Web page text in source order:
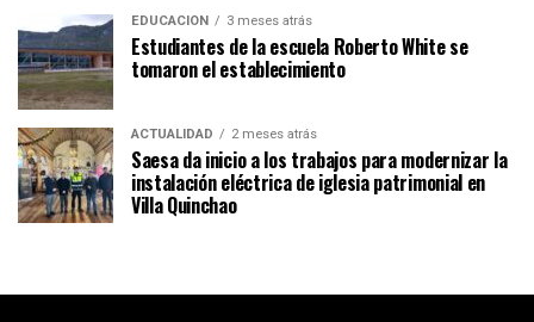
EDUCACIÓN 3 meses atrás
Estudiantes de la escuela Roberto White se
tomaron el establecimiento
ACTUALIDAD 2 meses atrás
Saesa da inicio a los trabajos para modernizar la
instalación eléctrica de iglesia patrimonial en
Villa Quinchao